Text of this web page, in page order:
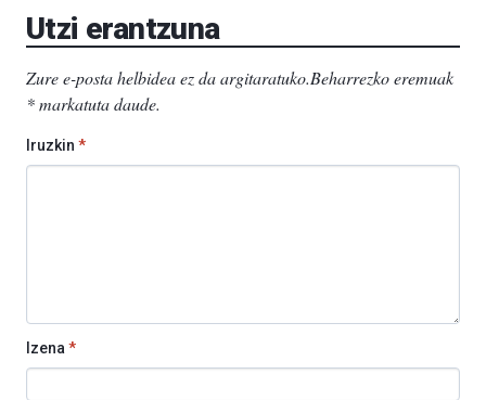
Utzi erantzuna
Zure e-posta helbidea ez da argitaratuko.Beharrezko eremuak
*markatuta daude.
Iruzkin *
Izena *